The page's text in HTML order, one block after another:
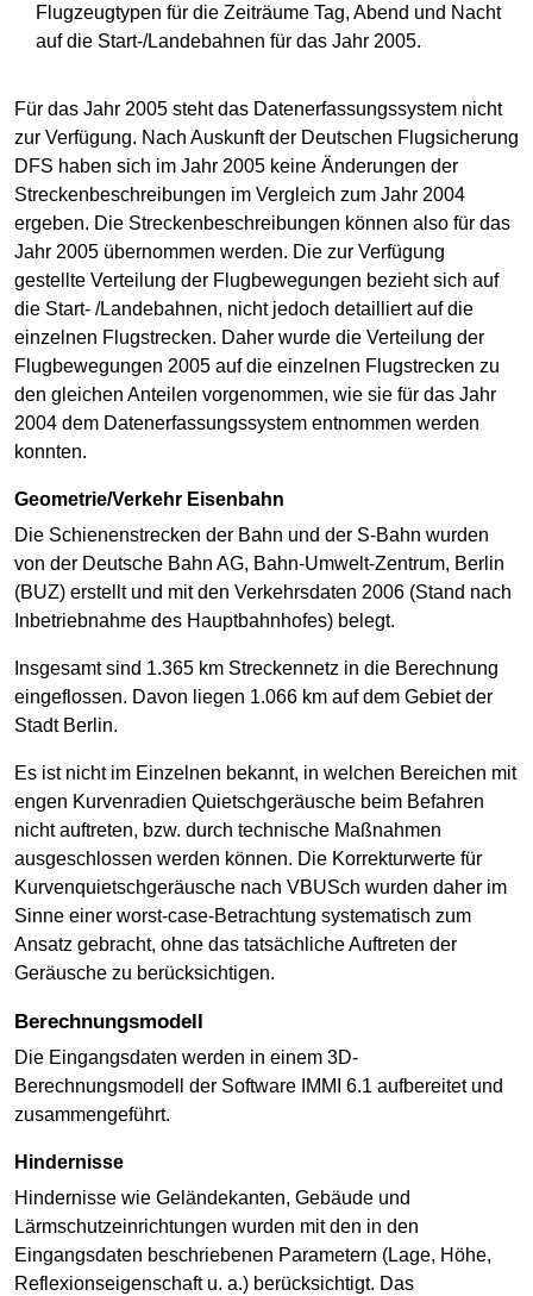
Flugzeugtypen für die Zeiträume Tag, Abend und Nacht
auf die Start-/Landebahnen für das Jahr 2005.
Für das Jahr 2005 steht das Datenerfassungssystem nicht
zur Verfügung. Nach Auskunft der Deutschen Flugsicherung
DFS haben sich im Jahr 2005 keine Änderungen der
Streckenbeschreibungen im Vergleich zum Jahr 2004
ergeben. Die Streckenbeschreibungen können also für das
Jahr 2005 übernommen werden. Die zur Verfügung
gestellte Verteilung der Flugbewegungen bezieht sich auf
die Start- /Landebahnen, nicht jedoch detailliert auf die
einzelnen Flugstrecken. Daher wurde die Verteilung der
Flugbewegungen 2005 auf die einzelnen Flugstrecken zu
den gleichen Anteilen vorgenommen, wie sie für das Jahr
2004 dem Datenerfassungssystem entnommen werden
konnten.
Geometrie/Verkehr Eisenbahn
Die Schienenstrecken der Bahn und der S-Bahn wurden
von der Deutsche Bahn AG, Bahn-Umwelt-Zentrum, Berlin
(BUZ) erstellt und mit den Verkehrsdaten 2006 (Stand nach
Inbetriebnahme des Hauptbahnhofes) belegt.
Insgesamt sind 1.365 km Streckennetz in die Berechnung
eingeflossen. Davon liegen 1.066 km auf dem Gebiet der
Stadt Berlin.
Es ist nicht im Einzelnen bekannt, in welchen Bereichen mit
engen Kurvenradien Quietschgeräusche beim Befahren
nicht auftreten, bzw. durch technische Maßnahmen
ausgeschlossen werden können. Die Korrekturwerte für
Kurvenquietschgeräusche nach VBUSch wurden daher im
Sinne einer worst-case-Betrachtung systematisch zum
Ansatz gebracht, ohne das tatsächliche Auftreten der
Geräusche zu berücksichtigen.
Berechnungsmodell
Die Eingangsdaten werden in einem 3D-
Berechnungsmodell der Software IMMI 6.1 aufbereitet und
zusammengeführt.
Hindernisse
Hindernisse wie Geländekanten, Gebäude und
Lärmschutzeinrichtungen wurden mit den in den
Eingangsdaten beschriebenen Parametern (Lage, Höhe,
Reflexionseigenschaft u. a.) berücksichtigt. Das